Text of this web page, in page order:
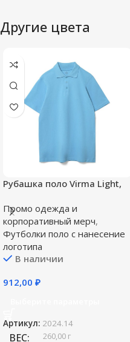
Другие цвета
Рубашка поло Virma Light,
Промо одежда и
корпоративный мерч,
Футболки поло c нанесение
логотипа
В наличии
912,00 ₽
Артикул: 2024.14
ВЕС 260,00 г